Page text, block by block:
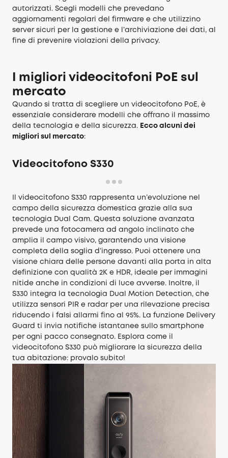
autorizzati. Scegli modelli che prevedano
aggiornamenti regolari del firmware e che utilizzino
server sicuri per la gestione e l’archiviazione dei dati, al
fine di prevenire violazioni della privacy.
I migliori videocitofoni PoE sul
mercato
Quando si tratta di scegliere un videocitofono PoE, è
essenziale considerare modelli che offrano il massimo
della tecnologia e della sicurezza. Ecco alcuni dei
migliori sul mercato:
Videocitofono S330
videocitofono S330 rappresenta un’evoluzione nel
campo della sicurezza domestica grazie alla sua
tecnologia Dual Cam. Questa soluzione avanzata
prevede una fotocamera ad angolo inclinato che
amplia il campo visivo, garantendo una visione
completa della soglia d’ingresso. Puoi ottenere una
visione chiara delle persone davanti alla porta in alta
definizione con qualità 2K e HDR, ideale per immagini
nitide anche in condizioni di luce avverse. Inoltre, il
S330 integra la tecnologia Dual Motion Detection, che
utilizza sensori PIR e radar per una rilevazione precisa
riducendo i falsi allarmi fino al 95%. La funzione Delivery
Guard ti invia notifiche istantanee sullo smartphone
per ogni pacco consegnato. Esplora come il
videocitofono S330 può migliorare la sicurezza della
tua abitazione: provalo subito!